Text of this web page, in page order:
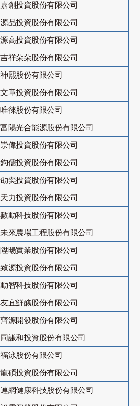
嘉創投資股份有限公司
源品投資股份有限公司
源高投資股份有限公司
吉祥朵朵股份有限公司
神熙股份有限公司
文章投資股份有限公司
唯徠股份有限公司
富陽光合能源股份有限公司
崇偉投資股份有限公司
鈞儒投資股份有限公司
劭奕投資股份有限公司
天力投資股份有限公司
數動科技股份有限公司
未來農場工程股份有限公司
陞暘實業股份有限公司
致源投資股份有限公司
動智科技股份有限公司
友宜鮮釀股份有限公司
齊源開發股份有限公司
同謙和投資股份有限公司
福泳股份有限公司
龍碩投資股份有限公司
連網健康科技股份有限公司